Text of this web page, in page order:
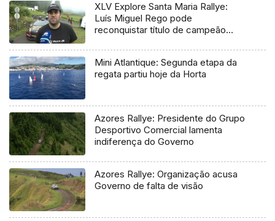
XLV Explore Santa Maria Rallye:
Luís Miguel Rego pode
reconquistar título de campeão
Mini Atlantique: Segunda etapa da
regata partiu hoje da Horta
Azores Rallye: Presidente do Grupo
Desportivo Comercial lamenta
indiferença do Governo
Azores Rallye: Organização acusa
Governo de falta de visão